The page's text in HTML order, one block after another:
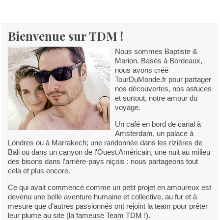
Bienvenue sur TDM !
Nous sommes Baptiste &
Marion. Basés à Bordeaux,
nous avons créé
TourDuMonde.fr pour partager
nos découvertes, nos astuces
et surtout, notre amour du
voyage.
Un café en bord de canal à
Amsterdam, un palace à
Londres ou à Marrakech; une randonnée dans les rizières de
Bali ou dans un canyon de l'Ouest Américain, une nuit au milieu
des bisons dans l’arrière-pays niçois : nous partageons tout
cela et plus encore.
Ce qui avait commencé comme un petit projet en amoureux est
devenu une belle aventure humaine et collective, au fur et à
mesure que d’autres passionnés ont rejoint la team pour prêter
leur plume au site (la fameuse Team TDM !).